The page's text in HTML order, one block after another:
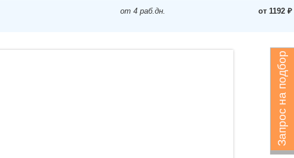
Запрос на подбор
от 4 раб.дн. от 1192 ₽